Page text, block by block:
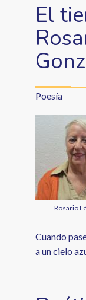
El
Poesía
Rosario
Cuando
a un cielo